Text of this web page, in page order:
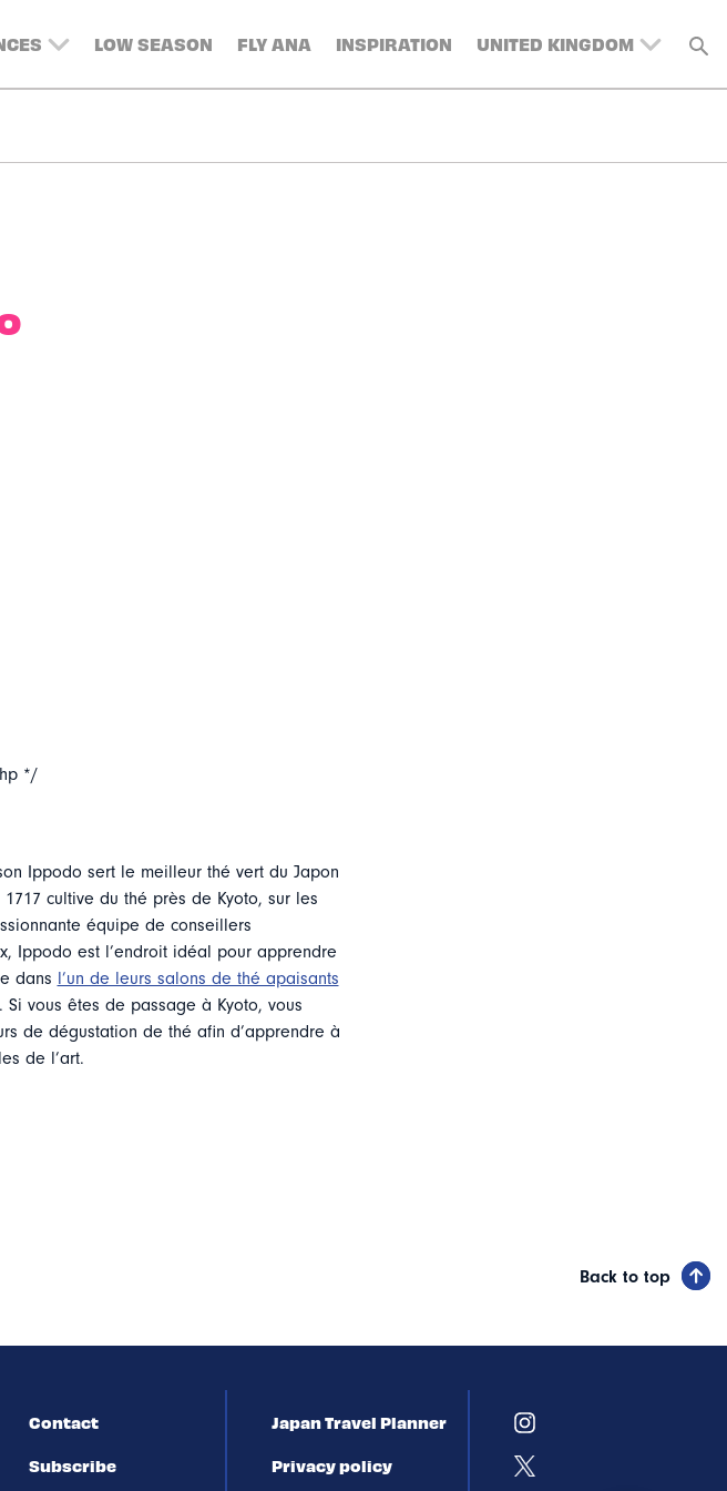
LOW SEASON FLY ANA INSPIRATION UNITED KINGDOM
BELGIUM
DENMARK
*/
Ippodo sert le meilleur thé vert du Japon
cultive du thé près de Kyoto, sur les
équipe de conseillers
Ippodo est l’endroit idéal pour apprendre
dans l’un de leurs salons de thé apaisants
vous êtes de passage à Kyoto, vous
de dégustation de thé afin d’apprendre à
de l’art.
Back to top
Contact
Subscribe
Japan Travel Planner
Privacy policy